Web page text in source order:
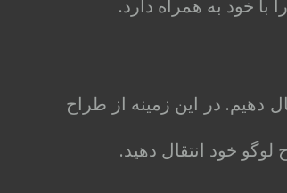
خود به همراه دارد.
دهیم. در این زمینه از طراح
خود انتقال دهید.